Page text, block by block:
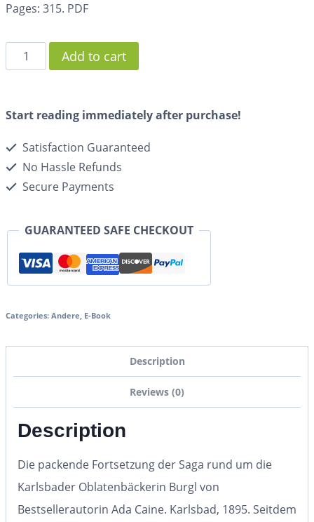
Pages: 315. PDF
Add to cart
Start reading immediately after purchase!
Satisfaction Guaranteed
No Hassle Refunds
Secure Payments
GUARANTEED SAFE CHECKOUT
Categories: Andere, E-Book
Description
Reviews (0)
Description
Die packende Fortsetzung der Saga rund um die
Karlsbader Oblatenbäckerin Burgl von
Bestsellerautorin Ada Caine. Karlsbad, 1895. Seitdem